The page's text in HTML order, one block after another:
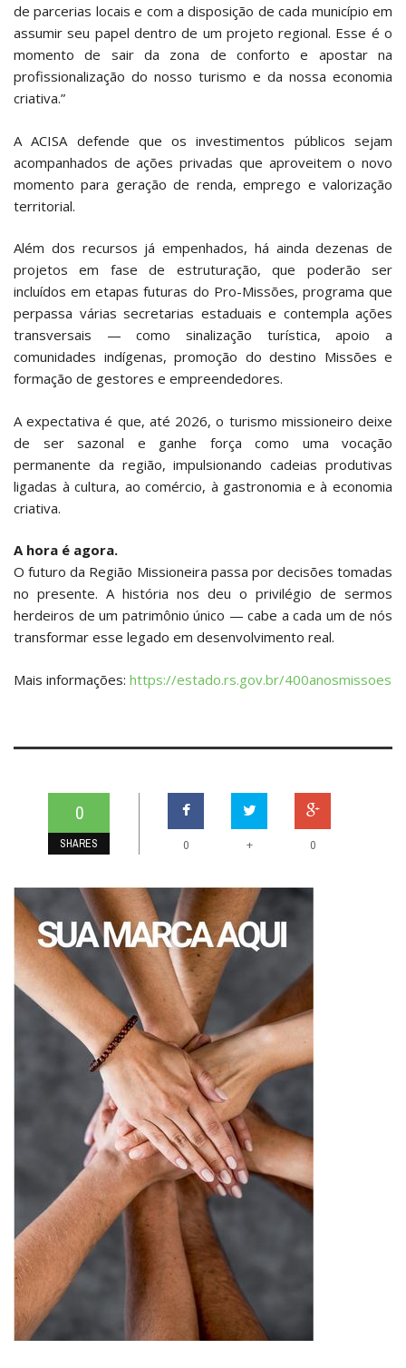
de parcerias locais e com a disposição de cada município em
assumir seu papel dentro de um projeto regional. Esse é o
momento de sair da zona de conforto e apostar na
profissionalização do nosso turismo e da nossa economia
criativa.”
A ACISA defende que os investimentos públicos sejam
acompanhados de ações privadas que aproveitem o novo
momento para geração de renda, emprego e valorização
territorial.
Além dos recursos já empenhados, há ainda dezenas de
projetos em fase de estruturação, que poderão ser
incluídos em etapas futuras do Pro-Missões, programa que
perpassa várias secretarias estaduais e contempla ações
transversais — como sinalização turística, apoio a
comunidades indígenas, promoção do destino Missões e
formação de gestores e empreendedores.
A expectativa é que, até 2026, o turismo missioneiro deixe
de ser sazonal e ganhe força como uma vocação
permanente da região, impulsionando cadeias produtivas
ligadas à cultura, ao comércio, à gastronomia e à economia
criativa.
A hora é agora.
O futuro da Região Missioneira passa por decisões tomadas
no presente. A história nos deu o privilégio de sermos
herdeiros de um patrimônio único — cabe a cada um de nós
transformar esse legado em desenvolvimento real.
Mais informações: https://estado.rs.gov.br/400anosmissoes
0
SHARES 0 + 0